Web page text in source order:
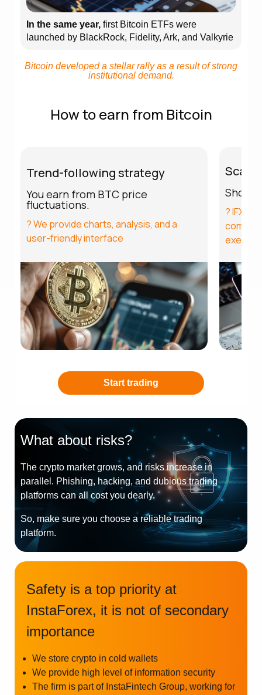
In the same year, first Bitcoin ETFs were
launched by BlackRock, Fidelity, Ark, and Valkyrie
Bitcoin developed a stellar rally as a result of strong
institutional demand.
How to earn from Bitcoin
Trend-following strategy
You earn from BTC price
fluctuations.
? We provide charts, analysis, and a
user-friendly interface
Short
?
Start trading
What about risks?
The crypto market grows, and risks increase in
parallel. Phishing, hacking, and dubious trading
platforms can all cost you dearly.
So, make sure you choose a reliable trading
platform.
Safety is a top priority at
InstaForex, it is not of secondary
importance
We store crypto in cold wallets
We provide high level of information security
The firm is part of InstaFintech Group, working for